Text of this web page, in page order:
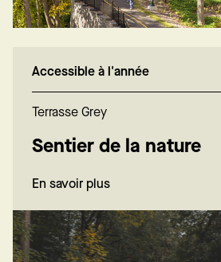
Accessible à l'année
Terrasse Grey
Sentier de la nature
En savoir plus